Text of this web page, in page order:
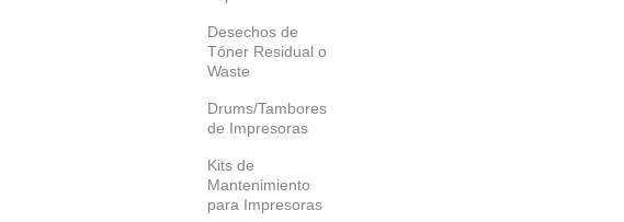
Desechos de
Tóner Residual o
Waste
Drums/Tambores
de Impresoras
Kits de
Mantenimiento
para Impresoras